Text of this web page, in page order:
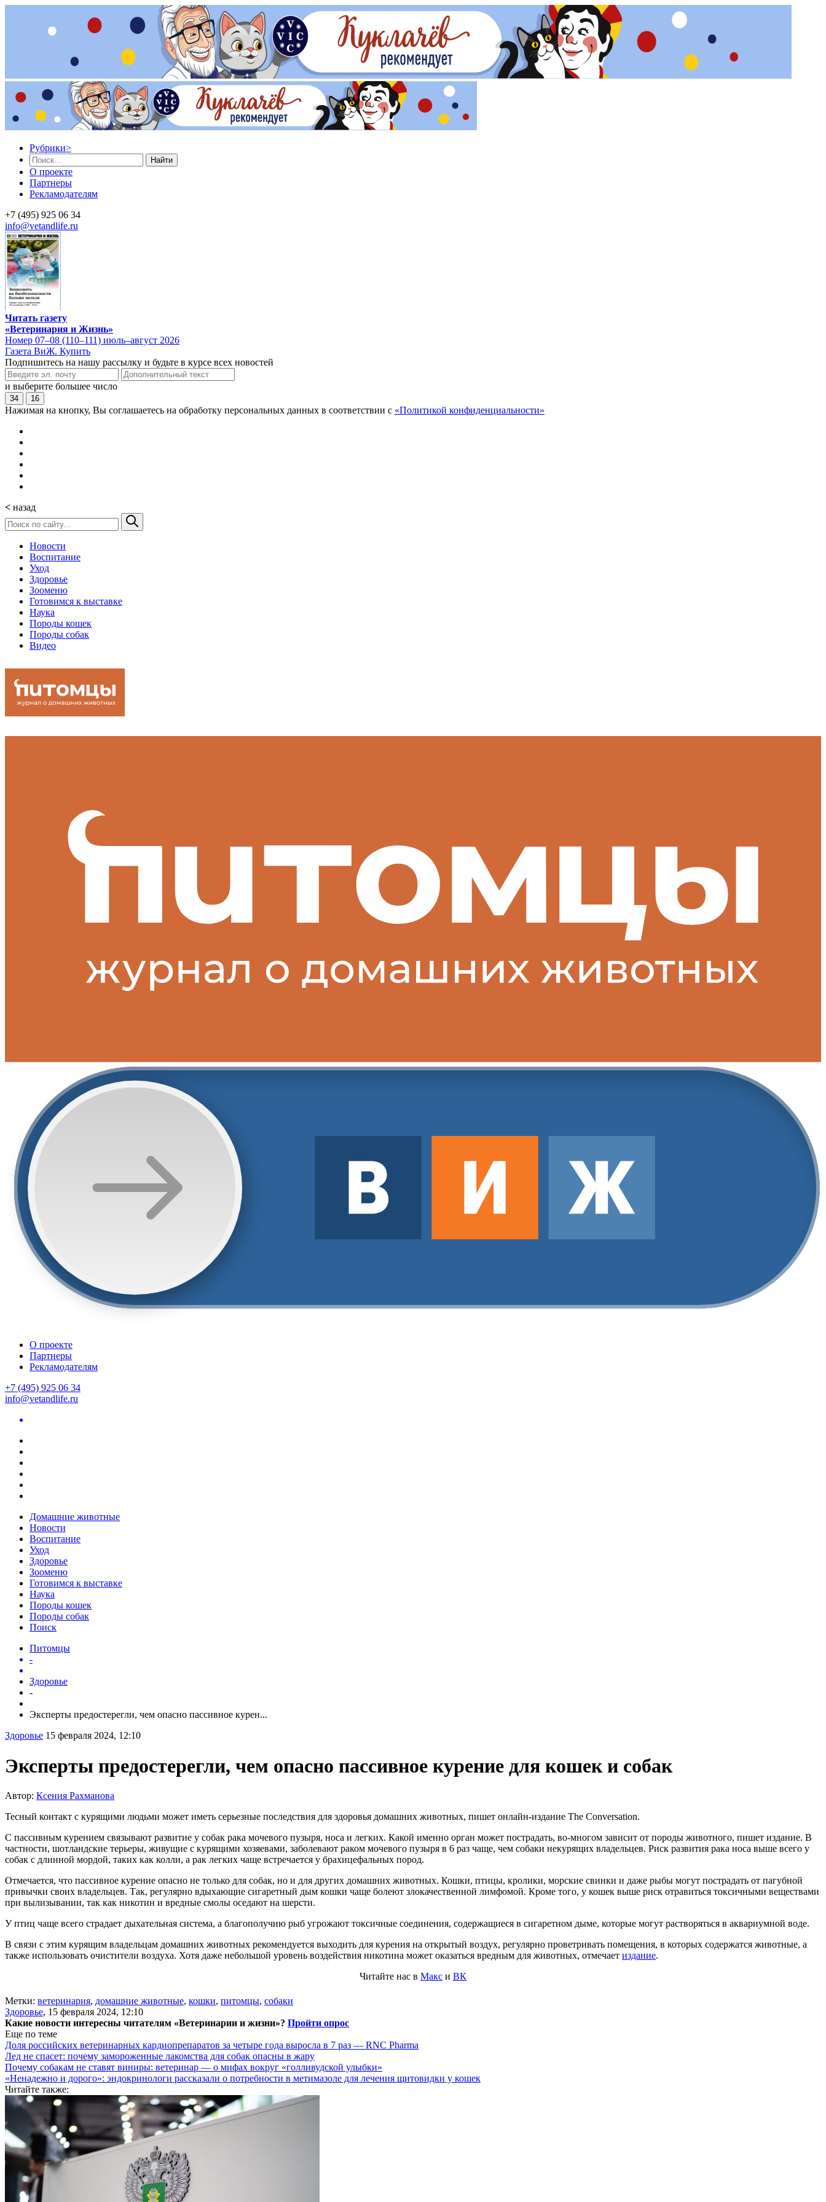
Рубрики>
Найти
О проекте
Партнеры
Рекламодателям
+7 (495) 925 06 34
info@vetandlife.ru
Читать газету
«Ветеринария и Жизнь»
Номер 07–08 (110–111) июль–август 2026
Газета ВиЖ. Купить
Подпишитесь на нашу рассылку и будьте в курсе всех новостей
и выберите большее число
34 16
Нажимая на кнопку, Вы соглашаетесь на обработку персональных данных в соответствии с «Политикой конфиденциальности»
< назад
Новости
Воспитание
Уход
Здоровье
Зооменю
Готовимся к выставке
Наука
Породы кошек
Породы собак
Видео
О проекте
Партнеры
Рекламодателям
+7 (495) 925 06 34
info@vetandlife.ru
Домашние животные
Новости
Воспитание
Уход
Здоровье
Зооменю
Готовимся к выставке
Наука
Породы кошек
Породы собак
Поиск
Питомцы
-
Здоровье
-
Эксперты предостерегли, чем опасно пассивное курен...
Здоровье 15 февраля 2024, 12:10
Эксперты предостерегли, чем опасно пассивное курение для кошек и собак
Автор: Ксения Рахманова
Тесный контакт с курящими людьми может иметь серьезные последствия для здоровья домашних животных, пишет онлайн-издание The Conversation.
С пассивным курением связывают развитие у собак рака мочевого пузыря, носа и легких. Какой именно орган может пострадать, во-многом зависит от породы животного, пишет издание. В
частности, шотландские терьеры, живущие с курящими хозяевами, заболевают раком мочевого пузыря в 6 раз чаще, чем собаки некурящих владельцев. Риск развития рака носа выше всего у
собак с длинной мордой, таких как колли, а рак легких чаще встречается у брахицефальных пород.
Отмечается, что пассивное курение опасно не только для собак, но и для других домашних животных. Кошки, птицы, кролики, морские свинки и даже рыбы могут пострадать от пагубной
привычки своих владельцев. Так, регулярно вдыхающие сигаретный дым кошки чаще болеют злокачественной лимфомой. Кроме того, у кошек выше риск отравиться токсичными веществами
при вылизывании, так как никотин и вредные смолы оседают на шерсти.
У птиц чаще всего страдает дыхательная система, а благополучию рыб угрожают токсичные соединения, содержащиеся в сигаретном дыме, которые могут растворяться в аквариумной воде.
В связи с этим курящим владельцам домашних животных рекомендуется выходить для курения на открытый воздух, регулярно проветривать помещения, в которых содержатся животные, а
также использовать очистители воздуха. Хотя даже небольшой уровень воздействия никотина может оказаться вредным для животных, отмечает издание.
Читайте нас в Макс и ВК
Метки: ветеринария, домашние животные, кошки, питомцы, собаки
Здоровье, 15 февраля 2024, 12:10
Какие новости интересны читателям «Ветеринарии и жизни»? Пройти опрос
Еще по теме
Доля российских ветеринарных кардиопрепаратов за четыре года выросла в 7 раз — RNC Pharma
Лед не спасет: почему замороженные лакомства для собак опасны в жару
Почему собакам не ставят виниры: ветеринар — о мифах вокруг «голливудской улыбки»
«Ненадежно и дорого»: эндокринологи рассказали о потребности в метимазоле для лечения щитовидки у кошек
Читайте также: